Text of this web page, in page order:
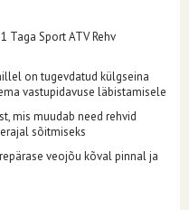
Taga Sport ATV Rehv
on tugevdatud külgseina
vastupidavuse läbistamisele
mis muudab need rehvid
sõitmiseks
veojõu kõval pinnal ja